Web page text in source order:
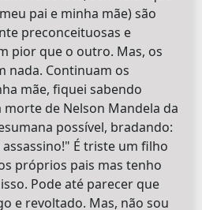
pai e minha mãe) são
preconceituosas e
pior que o outro. Mas, os
nada. Continuam os
mãe, fiquei sabendo
de Nelson Mandela da
possível, bradando:
É triste um filho
próprios pais mas tenho
Pode até parecer que
e revoltado. Mas, não sou